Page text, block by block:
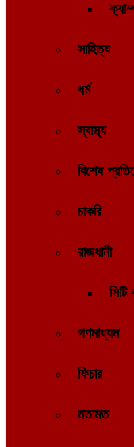
সাহিত্য
ধর্ম
স্বাস্থ্য
বিশেষ
চাকরি
রাজধানী
সিটি
গণমাধ্যম
ফিচার
মতামত